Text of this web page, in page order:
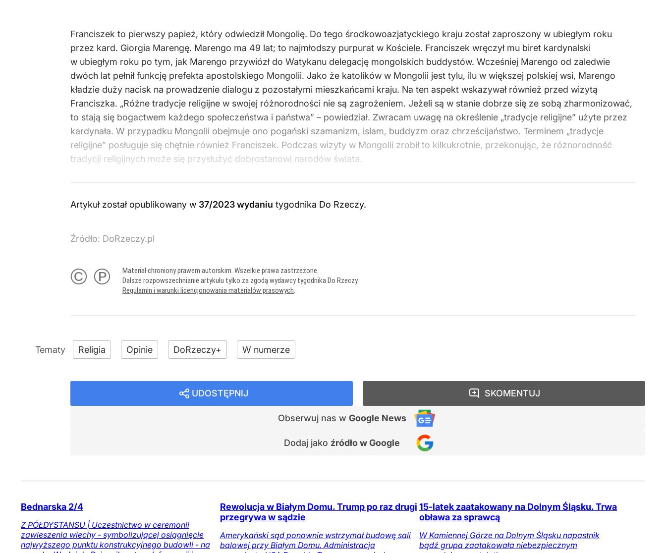
Franciszek to pierwszy papież, który odwiedził Mongolię. Do tego środkowoazjatyckiego kraju został zaproszony w ubiegłym roku
przez kard. Giorgia Marengę. Marengo ma 49 lat; to najmłodszy purpurat w Kościele. Franciszek wręczył mu biret kardynalski
w ubiegłym roku po tym, jak Marengo przywiózł do Watykanu delegację mongolskich buddystów. Wcześniej Marengo od zaledwie
dwóch lat pełnił funkcję prefekta apostolskiego Mongolii. Jako że katolików w Mongolii jest tylu, ilu w większej polskiej wsi, Marengo
kładzie duży nacisk na prowadzenie dialogu z pozostałymi mieszkańcami kraju. Na ten aspekt wskazywał również przed wizytą
Franciszka. „Różne tradycje religijne w swojej różnorodności nie są zagrożeniem. Jeżeli są w stanie dobrze się ze sobą zharmonizować,
to stają się bogactwem każdego społeczeństwa i państwa” – powiedział. Zwracam uwagę na określenie „tradycje religijne” użyte przez
kardynała. W przypadku Mongolii obejmuje ono pogański szamanizm, islam, buddyzm oraz chrześcijaństwo. Terminem „tradycje
religijne” posługuje się chętnie również Franciszek. Podczas wizyty w Mongolii zrobił to kilkukrotnie, przekonując, że różnorodność
tradycji religijnych może się przysłużyć dobrostanowi narodów świata.
Artykuł został opublikowany w 37/2023 wydaniu tygodnika Do Rzeczy.
Źródło: DoRzeczy.pl
© ℗
Materiał chroniony prawem autorskim. Wszelkie prawa zastrzeżone.
Dalsze rozpowszechnianie artykułu tylko za zgodą wydawcy tygodnika Do Rzeczy.
Regulamin i warunki licencjonowania materiałów prasowych.
Religia Opinie DoRzeczy+ W numerze
UDOSTĘPNIJ
Obserwuj nas w Google News
Dodaj jako źródło w Google
SKOMENTUJ
Bednarska 2/4
Z PÓŁDYSTANSU | Uczestnictwo w ceremonii
zawieszenia wiechy - symbolizującej osiągnięcie
najwyższego punktu konstrukcyjnego budowli - na
Rewolucja w Białym Domu. Trump po raz drugi
przegrywa w sądzie
Amerykański sąd ponownie wstrzymał budowę sali
balowej przy Białym Domu. Administracja
15-latek zaatakowany na Dolnym Śląsku. Trwa
obława za sprawcą
W Kamiennej Górze na Dolnym Śląsku napastnik
bądź grupa zaatakowała niebezpiecznym